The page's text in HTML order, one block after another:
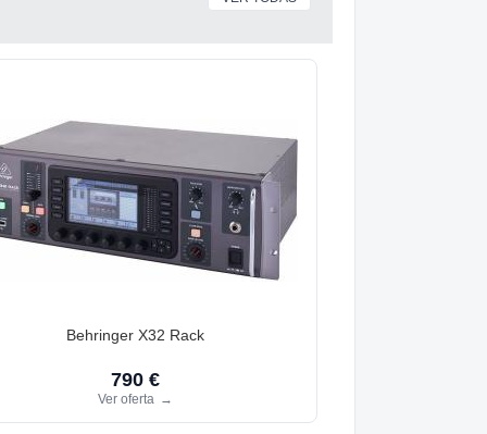
Behringer X32 Rack
790 €
Ver oferta →